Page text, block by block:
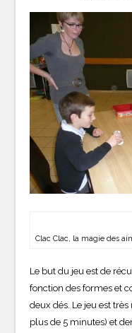
Clac Clac, la magie des
Le but du jeu est de
fonction des formes et
deux dés. Le jeu est
plus de 5 minutes) et